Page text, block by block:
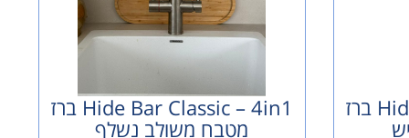
Hide Bar Classic – 4in1 ברז
Hide Bar Classic – 4in1 ברז
מטבח משולב נשלף